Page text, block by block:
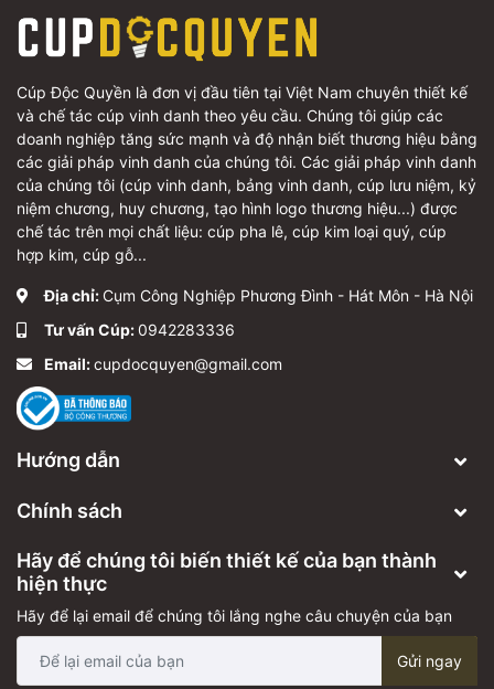
Cúp Độc Quyền là đơn vị đầu tiên tại Việt Nam chuyên thiết kế
và chế tác cúp vinh danh theo yêu cầu. Chúng tôi giúp các
doanh nghiệp tăng sức mạnh và độ nhận biết thương hiệu bằng
các giải pháp vinh danh của chúng tôi. Các giải pháp vinh danh
của chúng tôi (cúp vinh danh, bảng vinh danh, cúp lưu niệm, kỷ
niệm chương, huy chương, tạo hình logo thương hiệu...) được
chế tác trên mọi chất liệu: cúp pha lê, cúp kim loại quý, cúp
hợp kim, cúp gỗ...
Địa chỉ: Cụm Công Nghiệp Phương Đình - Hát Môn - Hà Nội
Tư vấn Cúp:0942283336
Email:cupdocquyen@gmail.com
Hướng dẫn
Chính sách
Hãy để chúng tôi biến thiết kế của bạn thành
hiện thực
Hãy để lại email để chúng tôi lắng nghe câu chuyện của bạn
Gửi ngay